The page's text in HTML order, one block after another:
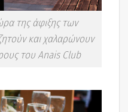
της άφιξης των
και χαλαρώνουν
του Anais Club